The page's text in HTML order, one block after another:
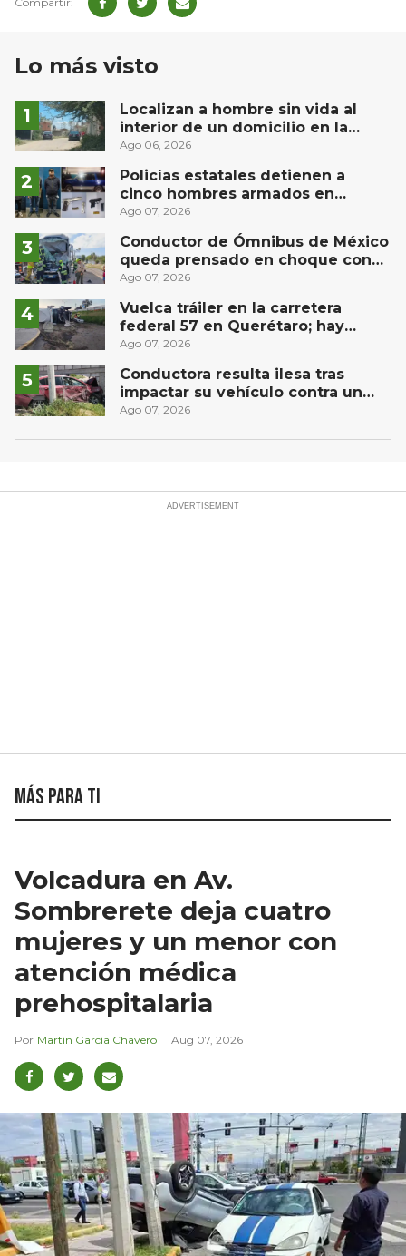
Lo más visto
Localizan a hombre sin vida al
interior de un domicilio en la
comunidad El Rodeo, San Juan del
Ago 06, 2026
Policías estatales detienen a
cinco hombres armados en
Puebla capital
Ago 07, 2026
Conductor de Ómnibus de México
queda prensado en choque con
materialista en San Juan del Río
Ago 07, 2026
Vuelca tráiler en la carretera
federal 57 en Querétaro; hay
derrame de combustible
Ago 07, 2026
Conductora resulta ilesa tras
impactar su vehículo contra un
muro en Huimilpan
Ago 07, 2026
Más para ti
Volcadura en Av.
Sombrerete deja cuatro
mujeres y un menor con
atención médica
prehospitalaria
Martín García Chavero Aug 07, 2026